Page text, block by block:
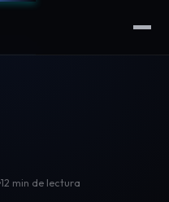
12 min de lectura